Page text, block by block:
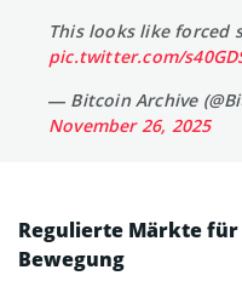
This looks like forced
pic.twitter.com/
— Bitcoin Archive
November 26, 2025
Regulierte Märkte
Bewegung